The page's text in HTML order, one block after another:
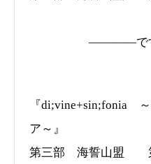
――――です
『di;vine+sin;fonia
ア～』
第三部 海誓山盟